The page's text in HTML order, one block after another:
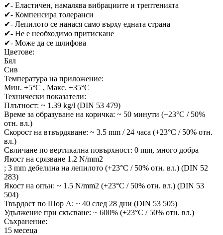
✔- Еластичен, намалява вибрациите и трептенията
✔- Компенсира толеранси
✔- Лепилото се нанася само върху едната страна
✔- Не е необходимо притискане
✔- Може да се шлифова
Цветове:
Бял
Сив
Температура на приложение:
Mин. +5°C , Mакс. +35°C
Технически показатели:
Плътност: ~ 1.39 kg/l (DIN 53 479)
Време за образуване на коричка: ~ 50 минути (+23°C / 50%
отн. вл.)
Скорост на втвърдяване: ~ 3.5 mm / 24 часа (+23°C / 50% отн.
вл.)
Свличане по вертикална повърхност: 0 mm, много добра
Якост на срязване 1.2 N/mm2
; 3 mm дебелина на лепилото (+23°C / 50% отн. вл.) (DIN 52
283)
Якост на опън: ~ 1.5 N/mm2 (+23°C / 50% отн. вл.) (DIN 53
504)
Твърдост по Шор А: ~ 40 след 28 дни (DIN 53 505)
Удължение при скъсване: ~ 600% (+23°C / 50% отн. вл.)
Съхранение:
15 месеца